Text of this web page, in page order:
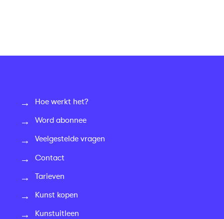
Hoe werkt het?
Word abonnee
Veelgestelde vragen
Contact
Tarieven
Kunst kopen
Kunstuitleen